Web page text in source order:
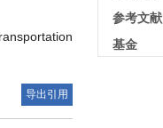
导出引用
参考文献
基金